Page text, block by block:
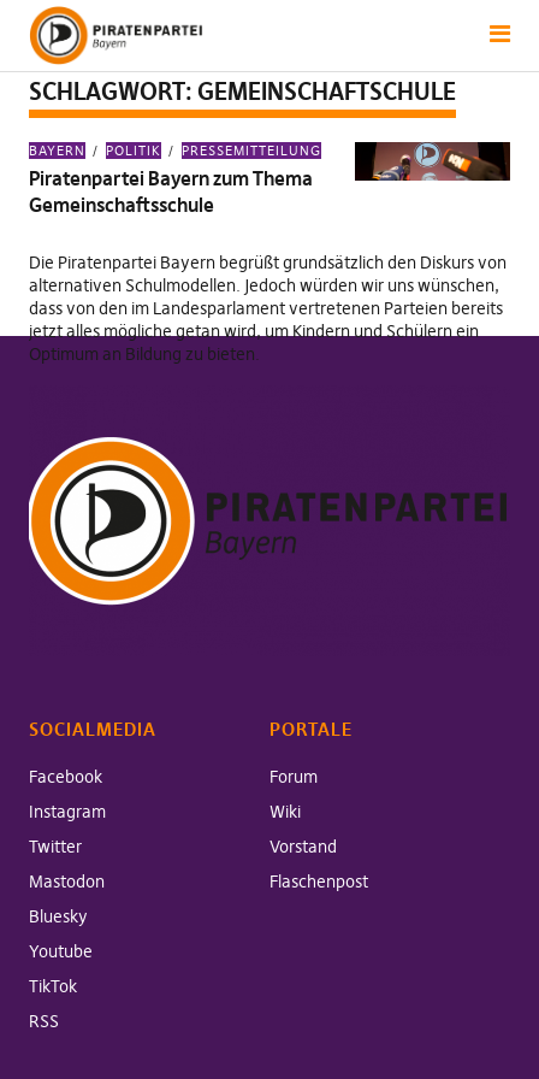
SCHLAGWORT: GEMEINSCHAFTSCHULE
BAYERN POLITIK PRESSEMITTEILUNG
Piratenpartei Bayern zum Thema
Gemeinschaftsschule
Die Piratenpartei Bayern begrüßt grundsätzlich den Diskurs von
alternativen Schulmodellen. Jedoch würden wir uns wünschen,
dass von den im Landesparlament vertretenen Parteien bereits
jetzt alles mögliche getan wird, um Kindern und Schülern ein
Optimum an Bildung zu bieten.
SOCIALMEDIA
Facebook
Instagram
Twitter
Mastodon
Bluesky
Youtube
TikTok
RSS
PORTALE
Forum
Wiki
Vorstand
Flaschenpost